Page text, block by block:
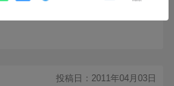
投稿日：2011年04月03日